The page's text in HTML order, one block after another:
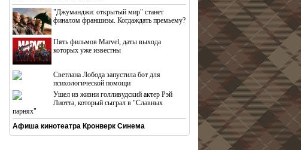
"Джуманджи: открытый мир" станет
финалом франшизы. Когдаждать премьему?
Пять фильмов Marvel, даты выхода
которых уже известны
Светлана Лобода запустила бот для
психологической помощи
Ушел из жизни голливудский актер Рэй
Лиотта, который сыграл в "Славных
парнях"
Афиша кинотеатра Кронверк Синема